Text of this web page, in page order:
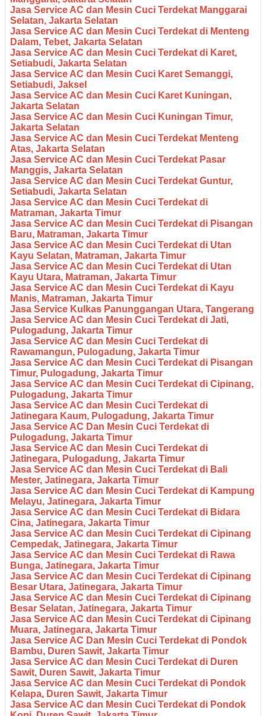
Jasa Service AC dan Mesin Cuci Terdekat Manggarai
Selatan, Jakarta Selatan
Jasa Service AC dan Mesin Cuci Terdekat di Menteng
Dalam, Tebet, Jakarta Selatan
Jasa Service AC dan Mesin Cuci Terdekat di Karet,
Setiabudi, Jakarta Selatan
Jasa Service AC dan Mesin Cuci Karet Semanggi,
Setiabudi, Jaksel
Jasa Service AC dan Mesin Cuci Karet Kuningan,
Jakarta Selatan
Jasa Service AC dan Mesin Cuci Kuningan Timur,
Jakarta Selatan
Jasa Service AC dan Mesin Cuci Terdekat Menteng
Atas, Jakarta Selatan
Jasa Service AC dan Mesin Cuci Terdekat Pasar
Manggis, Jakarta Selatan
Jasa Service AC dan Mesin Cuci Terdekat Guntur,
Setiabudi, Jakarta Selatan
Jasa Service AC dan Mesin Cuci Terdekat di
Matraman, Jakarta Timur
Jasa Service AC dan Mesin Cuci Terdekat di Pisangan
Baru, Matraman, Jakarta Timur
Jasa Service AC dan Mesin Cuci Terdekat di Utan
Kayu Selatan, Matraman, Jakarta Timur
Jasa Service AC dan Mesin Cuci Terdekat di Utan
Kayu Utara, Matraman, Jakarta Timur
Jasa Service AC dan Mesin Cuci Terdekat di Kayu
Manis, Matraman, Jakarta Timur
Jasa Service Kulkas Panunggangan Utara, Tangerang
Jasa Service AC dan Mesin Cuci Terdekat di Jati,
Pulogadung, Jakarta Timur
Jasa Service AC dan Mesin Cuci Terdekat di
Rawamangun, Pulogadung, Jakarta Timur
Jasa Service AC dan Mesin Cuci Terdekat di Pisangan
Timur, Pulogadung, Jakarta Timur
Jasa Service AC dan Mesin Cuci Terdekat di Cipinang,
Pulogadung, Jakarta Timur
Jasa Service AC dan Mesin Cuci Terdekat di
Jatinegara Kaum, Pulogadung, Jakarta Timur
Jasa Service AC Dan Mesin Cuci Terdekat di
Pulogadung, Jakarta Timur
Jasa Service AC dan Mesin Cuci Terdekat di
Jatinegara, Pulogadung, Jakarta Timur
Jasa Service AC dan Mesin Cuci Terdekat di Bali
Mester, Jatinegara, Jakarta Timur
Jasa Service AC dan Mesin Cuci Terdekat di Kampung
Melayu, Jatinegara, Jakarta Timur
Jasa Service AC dan Mesin Cuci Terdekat di Bidara
Cina, Jatinegara, Jakarta Timur
Jasa Service AC dan Mesin Cuci Terdekat di Cipinang
Cempedak, Jatinegara, Jakarta Timur
Jasa Service AC dan Mesin Cuci Terdekat di Rawa
Bunga, Jatinegara, Jakarta Timur
Jasa Service AC dan Mesin Cuci Terdekat di Cipinang
Besar Utara, Jatinegara, Jakarta Timur
Jasa Service AC dan Mesin Cuci Terdekat di Cipinang
Besar Selatan, Jatinegara, Jakarta Timur
Jasa Service AC dan Mesin Cuci Terdekat di Cipinang
Muara, Jatinegara, Jakarta Timur
Jasa Service AC Dan Mesin Cuci Terdekat di Pondok
Bambu, Duren Sawit, Jakarta Timur
Jasa Service AC dan Mesin Cuci Terdekat di Duren
Sawit, Duren Sawit, Jakarta Timur
Jasa Service AC dan Mesin Cuci Terdekat di Pondok
Kelapa, Duren Sawit, Jakarta Timur
Jasa Service AC dan Mesin Cuci Terdekat di Pondok